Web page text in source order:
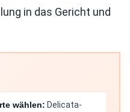
in das Gericht und
wählen: Delicata-